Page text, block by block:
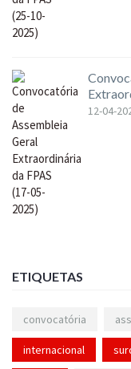
12-04-
ETIQUETAS
convocatória
internacional